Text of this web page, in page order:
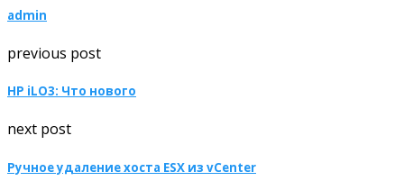
admin
previous post
HP iLO3: Что нового
next post
Ручное удаление хоста ESX из vCenter